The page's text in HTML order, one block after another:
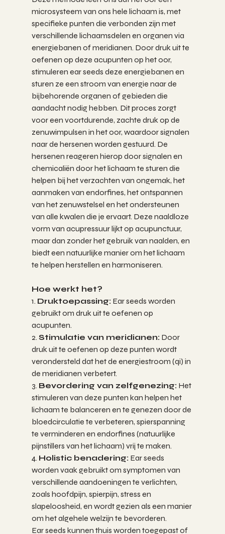
microsysteem van ons hele lichaam is, met
specifieke punten die verbonden zijn met
verschillende lichaamsdelen en organen via
energiebanen of meridianen. Door druk uit te
oefenen op deze acupunten op het oor,
stimuleren ear seeds deze energiebanen en
sturen ze een stroom van energie naar de
bijbehorende organen of gebieden die
aandacht nodig hebben. Dit proces zorgt
voor een voortdurende, zachte druk op de
zenuwimpulsen in het oor, waardoor signalen
naar de hersenen worden gestuurd. De
hersenen reageren hierop door signalen en
chemicaliën door het lichaam te sturen die
helpen bij het verzachten van ongemak, het
aanmaken van endorfines, het ontspannen
van het zenuwstelsel en het ondersteunen
van alle kwalen die je ervaart. Deze naaldloze
vorm van acupressuur lijkt op acupunctuur,
maar dan zonder het gebruik van naalden, en
biedt een natuurlijke manier om het lichaam
te helpen herstellen en harmoniseren.
Hoe werkt het?
1. Druktoepassing: Ear seeds worden
gebruikt om druk uit te oefenen op
acupunten.
2. Stimulatie van meridianen: Door
druk uit te oefenen op deze punten wordt
verondersteld dat het de energiestroom (qi) in
de meridianen verbetert.
3. Bevordering van zelfgenezing: Het
stimuleren van deze punten kan helpen het
lichaam te balanceren en te genezen door de
bloedcirculatie te verbeteren, spierspanning
te verminderen en endorfines (natuurlijke
pijnstillers van het lichaam) vrij te maken.
4. Holistic benadering: Ear seeds
worden vaak gebruikt om symptomen van
verschillende aandoeningen te verlichten,
zoals hoofdpijn, spierpijn, stress en
slapeloosheid, en wordt gezien als een manier
om het algehele welzijn te bevorderen.
Ear seeds kunnen thuis worden toegepast of